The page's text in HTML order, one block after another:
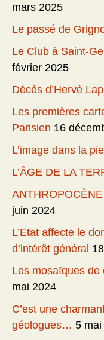
mars 2025
Le passé de
Le Club à Saint-
février 2025
Décès d’Hervé
Les premières
Parisien 16
L’image dans la
L’ÂGE DE LA
juin 2024
L’Etat affecte le
d’intérêt général
Les mosaïques de
mai 2024
C’est une
géologues… 5